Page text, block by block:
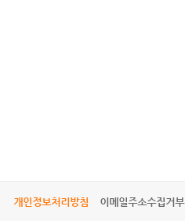
개인정보처리방침 이메일주소수집거부